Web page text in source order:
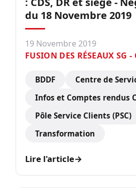
du 18 Novembre 2019
19 Novembre 2019
FUSION DES RÉSEAUX SG -
BDDF
Centre de
Infos et Comptes rendus
Pôle Service Clients (PSC)
Transformation
Lire l'article→